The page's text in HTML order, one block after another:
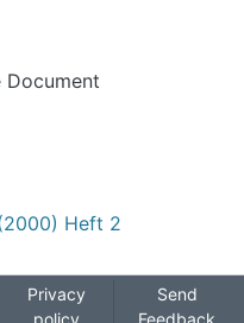
Heft 2
Privacy
policy
Send
Feedback